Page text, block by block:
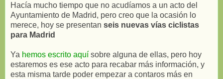
Hacía mucho tiempo que no acudíamos a un acto del
Ayuntamiento de Madrid, pero creo que la ocasión lo
merece, hoy se presentan seis nuevas vías ciclistas
para Madrid
Ya hemos escrito aquí sobre alguna de ellas, pero hoy
estaremos es ese acto para recabar más información, y
esta misma tarde poder empezar a contaros más en